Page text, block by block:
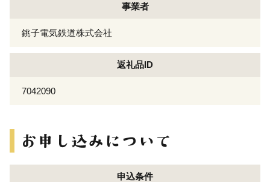
事業者
銚子電気鉄道株式会社
返礼品ID
7042090
申込条件